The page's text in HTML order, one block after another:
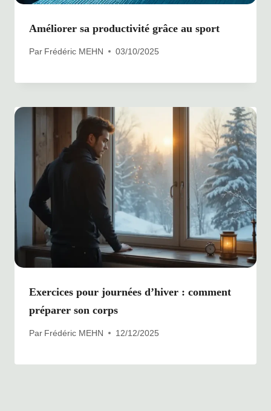
Améliorer sa productivité grâce au sport
Par Frédéric MEHN 03/10/2025
Exercices pour journées d’hiver : comment
préparer son corps
Par Frédéric MEHN 12/12/2025